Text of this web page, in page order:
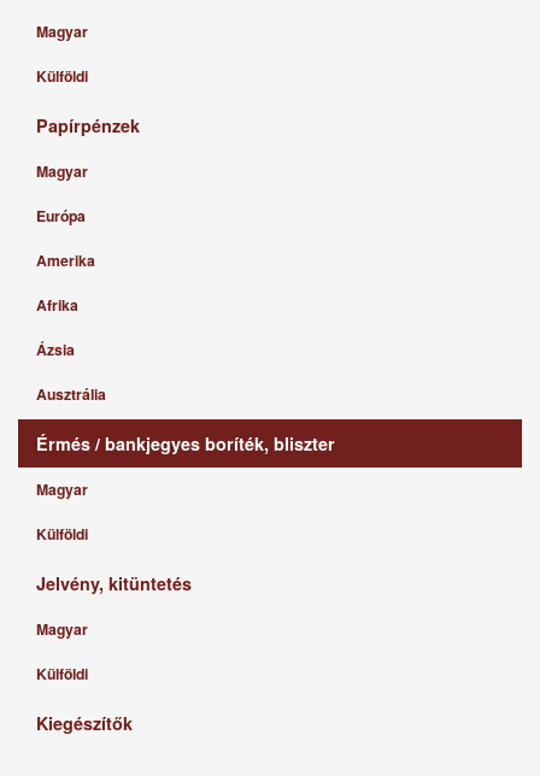
Magyar
Külföldi
Papírpénzek
Magyar
Európa
Amerika
Afrika
Ázsia
Ausztrália
Érmés / bankjegyes boríték, bliszter
Magyar
Külföldi
Jelvény, kitüntetés
Magyar
Külföldi
Kiegészítők